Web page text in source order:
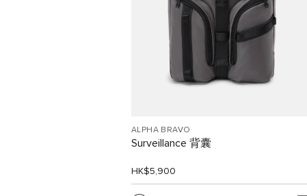
ALPHA BRAVO
Surveillance 背囊
HK$5,900